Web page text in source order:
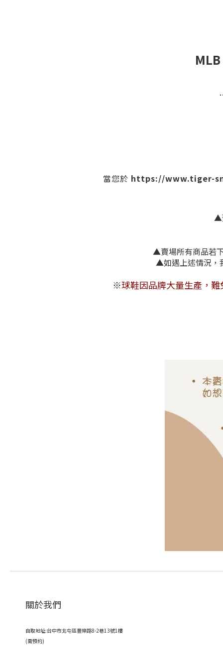
當您於 https://www.tiger-
▲
▲賣場所有商品若
▲如遇上述
※球鞋因品牌大量生產，難
關於我們
自取地址:台中市北屯區豐樂路8-2巷13號1樓
(需預約)